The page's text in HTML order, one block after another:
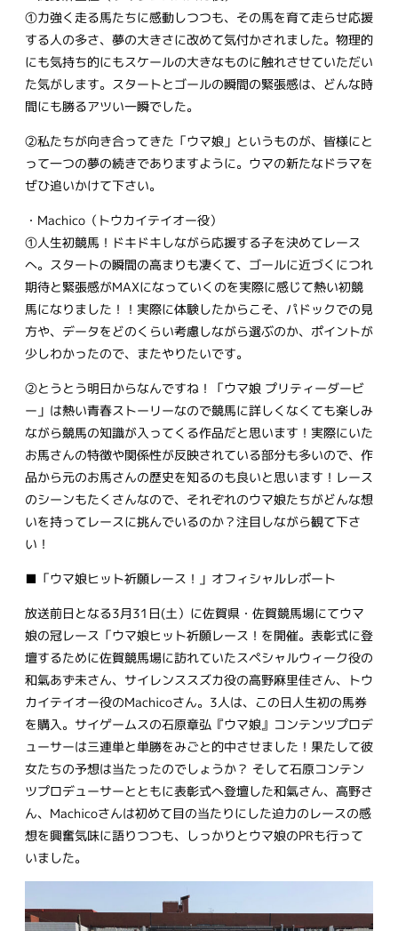
①力強く走る馬たちに感動しつつも、その馬を育て走らせ応援
する人の多さ、夢の大きさに改めて気付かされました。物理的
にも気持ち的にもスケールの大きなものに触れさせていただい
た気がします。スタートとゴールの瞬間の緊張感は、どんな時
間にも勝るアツい一瞬でした。
②私たちが向き合ってきた「ウマ娘」というものが、皆様にと
って一つの夢の続きでありますように。ウマの新たなドラマを
ぜひ追いかけて下さい。
・Machico（トウカイテイオー役）
①人生初競馬！ドキドキしながら応援する子を決めてレース
へ。スタートの瞬間の高まりも凄くて、ゴールに近づくにつれ
期待と緊張感がMAXになっていくのを実際に感じて熱い初競
馬になりました！！実際に体験したからこそ、パドックでの見
方や、データをどのくらい考慮しながら選ぶのか、ポイントが
少しわかったので、またやりたいです。
②とうとう明日からなんですね！「ウマ娘 プリティーダービ
ー」は熱い青春ストーリーなので競馬に詳しくなくても楽しみ
ながら競馬の知識が入ってくる作品だと思います！実際にいた
お馬さんの特徴や関係性が反映されている部分も多いので、作
品から元のお馬さんの歴史を知るのも良いと思います！レース
のシーンもたくさんなので、それぞれのウマ娘たちがどんな想
いを持ってレースに挑んでいるのか？注目しながら観て下さ
い！
■「ウマ娘ヒット祈願レース！」オフィシャルレポート
放送前日となる3月31日(土）に佐賀県・佐賀競馬場にてウマ
娘の冠レース「ウマ娘ヒット祈願レース！を開催。表彰式に登
壇するために佐賀競馬場に訪れていたスペシャルウィーク役の
和氣あず未さん、サイレンススズカ役の高野麻里佳さん、トウ
カイテイオー役のMachicoさん。3人は、この日人生初の馬券
を購入。サイゲームスの石原章弘『ウマ娘』コンテンツプロデ
ューサーは三連単と単勝をみごと的中させました！果たして彼
女たちの予想は当たったのでしょうか？ そして石原コンテン
ツプロデューサーとともに表彰式へ登壇した和氣さん、高野さ
ん、Machicoさんは初めて目の当たりにした迫力のレースの感
想を興奮気味に語りつつも、しっかりとウマ娘のPRも行って
いました。